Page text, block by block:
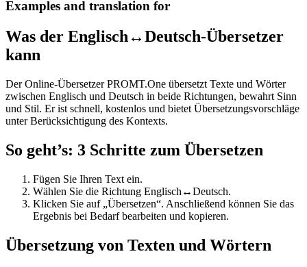
Examples and translation for
Was der Englisch↔Deutsch-Übersetzer
kann
Der Online-Übersetzer PROMT.One übersetzt Texte und Wörter
zwischen Englisch und Deutsch in beide Richtungen, bewahrt Sinn
und Stil. Er ist schnell, kostenlos und bietet Übersetzungsvorschläge
unter Berücksichtigung des Kontexts.
So geht’s: 3 Schritte zum Übersetzen
Fügen Sie Ihren Text ein.
Wählen Sie die Richtung Englisch↔Deutsch.
Klicken Sie auf „Übersetzen“. Anschließend können Sie das
Ergebnis bei Bedarf bearbeiten und kopieren.
Übersetzung von Texten und Wörtern